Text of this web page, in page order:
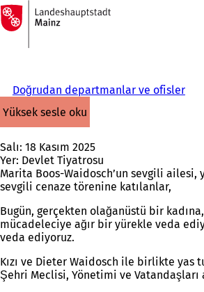
İçeriğe atla
Ana
sayfaya
Doğrudan departmanlar ve ofisler
yüksek sesle oku
Salı: 18 Kasım 2025
Yer: Devlet Tiyatrosu
Marita Boos-Waidosch’un sevgili ailesi,
sevgili cenaze törenine katılanlar,
Bugün, gerçekten olağanüstü bir
mücadeleciye ağır bir yürekle veda
veda ediyoruz.
Kızı ve Dieter Waidosch ile birlikte
Şehri Meclisi, Yönetimi ve